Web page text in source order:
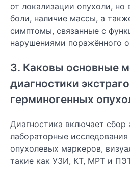
от локализации опухоли, но
боли, наличие массы, а
симптомы, связанные с
нарушениями поражённого
3. Каковы основные
диагностики
герминогенных
Диагностика включает сбор
лабораторные
опухолевых маркеров,
такие как УЗИ, КТ, МРТ и